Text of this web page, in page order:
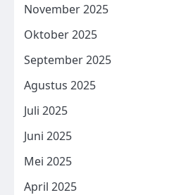
November 2025
Oktober 2025
September 2025
Agustus 2025
Juli 2025
Juni 2025
Mei 2025
April 2025